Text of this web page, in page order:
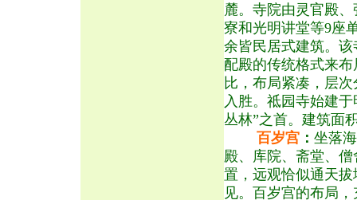
麓。寺院由灵官殿
寮和光明讲堂等9座
余皆民居式建筑。
配殿的传统格式来
比，布局紧凑，层
入胜。祗园寺始建
丛林”之首。建筑面
百岁宫 ： 坐落
殿、库院、斋堂、
置，远观恰似通天
见。百岁宫的布局